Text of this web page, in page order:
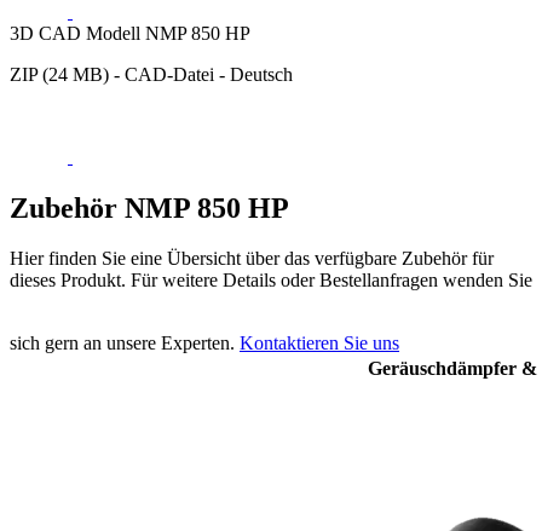
3D CAD Modell NMP 850 HP
ZIP (24 MB) - CAD-Datei - Deutsch
Zubehör NMP 850 HP
Hier finden Sie eine Übersicht über das verfügbare Zubehör für
dieses Produkt. Für weitere Details oder Bestellanfragen wenden Sie
sich gern an unsere Experten. Kontaktieren Sie uns
Geräuschdämpfer